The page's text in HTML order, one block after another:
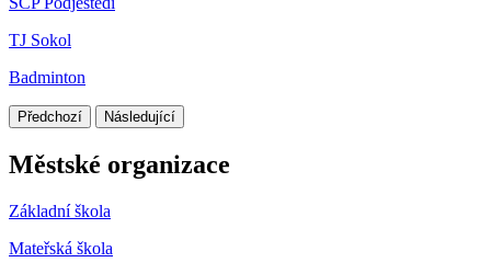
TJ Sokol
Badminton
Předchozí Následující
Městské organizace
Základní škola
Mateřská škola